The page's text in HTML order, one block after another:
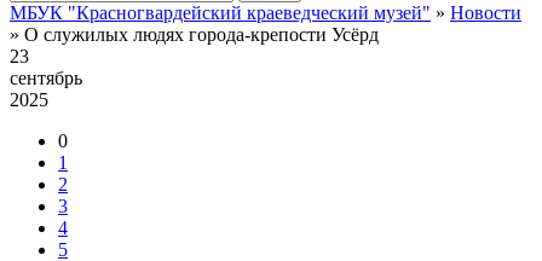
МБУК "Красногвардейский краеведческий музей" » Новости
» О служилых людях города-крепости Усёрд
23
сентябрь
2025
0
1
2
3
4
5